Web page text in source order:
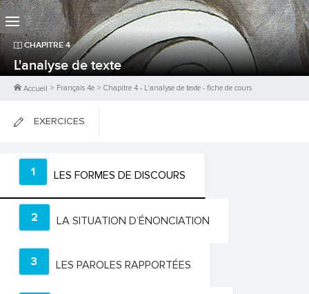
CHAPITRE4
L'analyse de texte
Accueil > Français 4e > Chapitre 4 - L'analyse de texte - fiche de cours
EXERCICES
FICHES DE COURS
0PTS
1 LES FORMES DE DISCOURS
2 LA SITUATION D’ÉNONCIATION
3 LES PAROLES RAPPORTÉES